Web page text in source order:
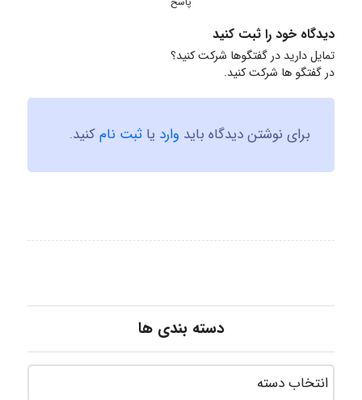
دیدگاه خود را ثبت کنید
تمایل دارید در گفتگوها شرکت کنید؟
در گفتگو ها شرکت کنید.
برای نوشتن دیدگاه باید وارد یا ثبت نامکنید.
دسته بندی ها